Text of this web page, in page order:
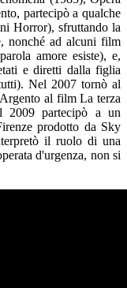
partecipò a qualche
Horror), sfruttando la
nonché ad alcuni film
amore esiste), e,
e diretti dalla figlia
Nel 2007 tornò al
al film La terza
2009 partecipò a un
prodotto da Sky
il ruolo di una
d'urgenza, non si